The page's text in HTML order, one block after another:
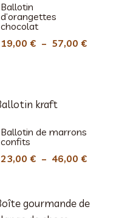
Ballotin
d’orangettes
chocolat
19,00 € – 57,00 €Plage
Ballotin de marrons
confits
23,00 € – 46,00 €Plage
23,00